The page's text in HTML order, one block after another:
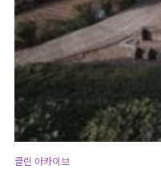
클린 아카이브